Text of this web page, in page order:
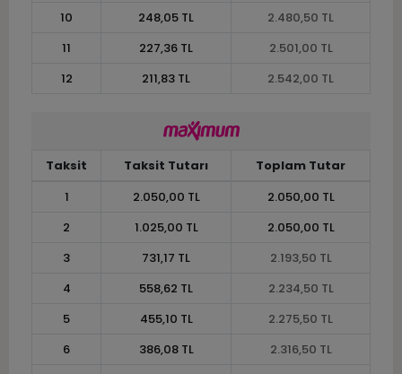
10
248,05 TL
2.480,50 TL
11
227,36 TL
2.501,00 TL
12
211,83 TL 2.542,00 TL
Taksit Taksit Tutarı
Toplam Tutar
1
2.050,00 TL
2.050,00 TL
2
1.025,00 TL
2.050,00 TL
3
731,17 TL
2.193,50 TL
4
558,62 TL
2.234,50 TL
5
455,10 TL
2.275,50 TL
6
386,08 TL
2.316,50 TL